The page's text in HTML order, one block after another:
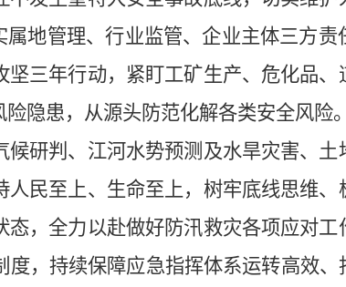
地管理、行业监管、企业主体三方
三年行动，紧盯工矿生产、危化品
隐患，从源头防范化解各类安全风险。
判、江河水势预测及水旱灾害、土
民至上、生命至上，树牢底线思维
，全力以赴做好防汛救灾各项应对
，持续保障应急指挥体系运转高效、